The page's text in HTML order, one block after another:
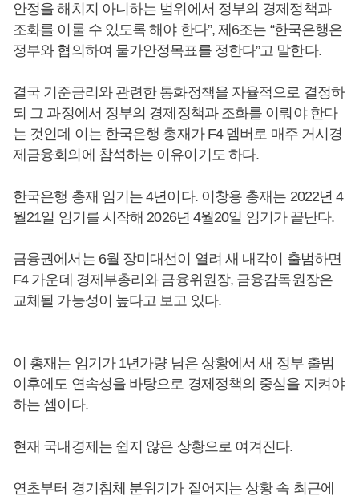
안정을 해치지 아니하는 범위에서 정부의 경제정책과
조화를 이룰 수 있도록 해야 한다”, 제6조는 “한국은행은
정부와 협의하여 물가안정목표를 정한다”고 말한다.
결국 기준금리와 관련한 통화정책을 자율적으로 결정하
되 그 과정에서 정부의 경제정책과 조화를 이뤄야 한다
는 것인데 이는 한국은행 총재가 F4 멤버로 매주 거시경
제금융회의에 참석하는 이유이기도 하다.
한국은행 총재 임기는 4년이다. 이창용 총재는 2022년 4
월21일 임기를 시작해 2026년 4월20일 임기가 끝난다.
금융권에서는 6월 장미대선이 열려 새 내각이 출범하면
F4 가운데 경제부총리와 금융위원장, 금융감독원장은
교체될 가능성이 높다고 보고 있다.
이 총재는 임기가 1년가량 남은 상황에서 새 정부 출범
이후에도 연속성을 바탕으로 경제정책의 중심을 지켜야
하는 셈이다.
현재 국내경제는 쉽지 않은 상황으로 여겨진다.
연초부터 경기침체 분위기가 짙어지는 상황 속 최근에